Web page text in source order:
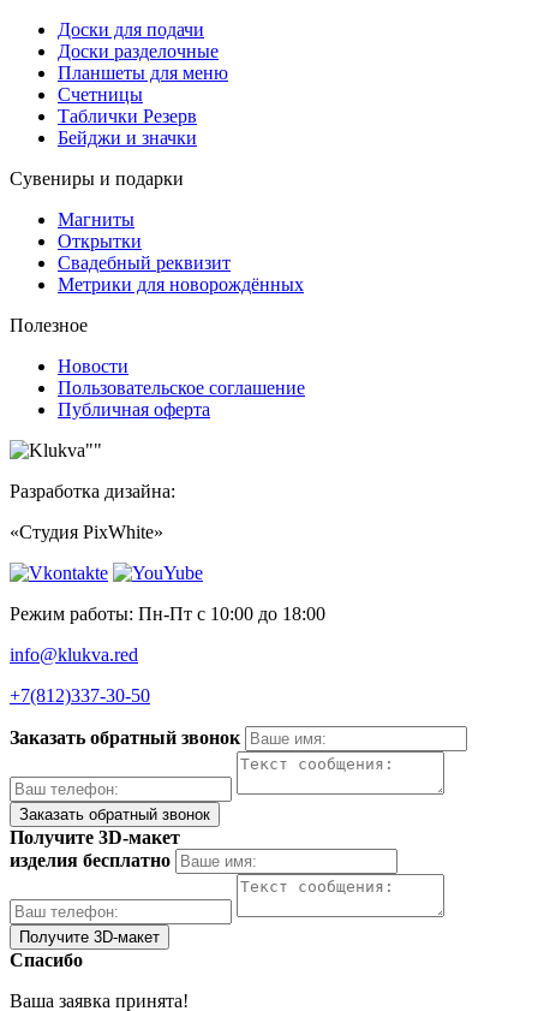
Доски для подачи
Доски разделочные
Планшеты для меню
Счетницы
Таблички Резерв
Бейджи и значки
Сувениры и подарки
Магниты
Открытки
Свадебный реквизит
Метрики для новорождённых
Полезное
Новости
Пользовательское соглашение
Публичная оферта
Разработка дизайна:
«Студия PixWhite»
Режим работы: Пн-Пт с 10:00 до 18:00
info@klukva.red
+7(812)337‑30-50
Заказать обратный звонок
Получите 3D-макет
изделия бесплатно
Спасибо
Ваша заявка принята!